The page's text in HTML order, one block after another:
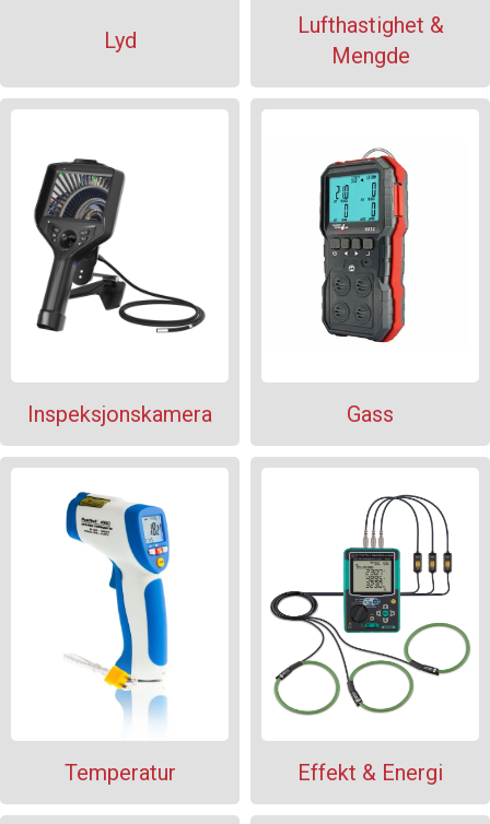
Lyd
Lufthastighet &
Mengde
Inspeksjonskamera Gass
Temperatur Effekt & Energi